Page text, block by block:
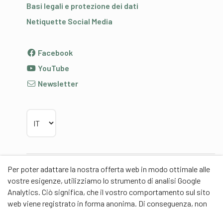
Per poter adattare la nostra offerta web in modo ottimale alle
vostre esigenze, utilizziamo lo strumento di analisi Google
Analytics. Ciò significa, che il vostro comportamento sul sito
web viene registrato in forma anonima. Di conseguenza, non
Basi legali e protezione dei dati
Netiquette Social Media
Facebook
YouTube
Newsletter
Partner